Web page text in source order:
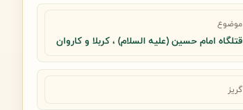
موضوع
قتلگاه امام حسین (علیه السلام) ، کربلا و کاروان
گریز